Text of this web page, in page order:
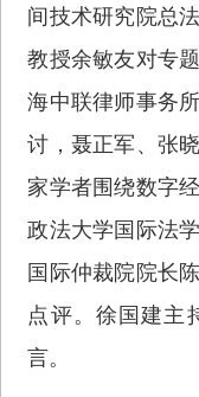
间技术研究院总
教授余敏友对专
海中联律师事务
讨，聂正军、张
家学者围绕数字
政法大学国际法
国际仲裁院院长
点评。徐国建主
言。